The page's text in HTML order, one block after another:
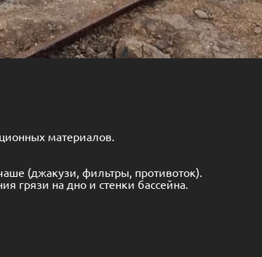
материалов.
(джакузи, фильтры, противоток).
грязи на дно и стенки бассейна.